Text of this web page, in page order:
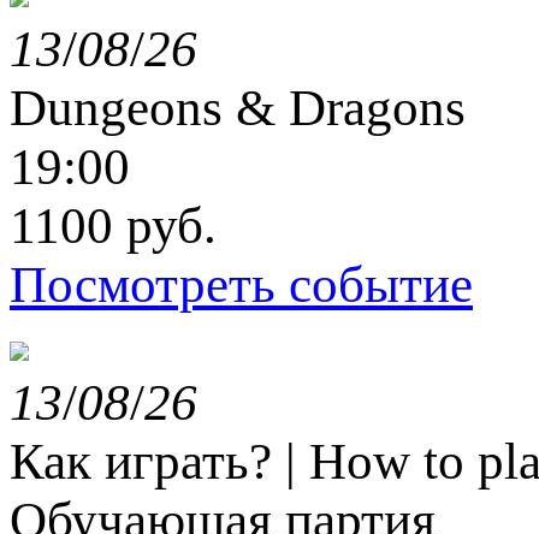
13/08/26
Dungeons & Dragons
19:00
1100 руб.
Посмотреть событие
13/08/26
Как играть? | How to
Обучающая партия